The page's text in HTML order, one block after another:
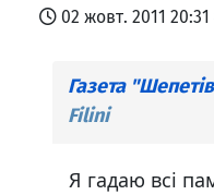
02 жовт. 2011 20:31
Газета
Filini
Я гадаю всі